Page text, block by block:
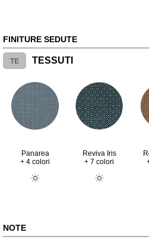
FINITURE SEDUTE
TE TESSUTI
Panarea
+ 4 colori
Reviva Iris
+ 7 colori
NOTE